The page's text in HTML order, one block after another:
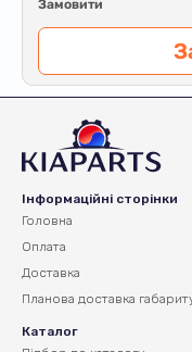
Замовити
Інформаційні сторінки
Головна
Оплата
Доставка
Планова доставка
Каталог